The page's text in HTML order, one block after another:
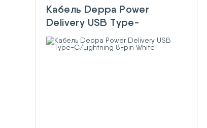
Кабель Deppa Power
Delivery USB Type-
C/Lightning 8-pin White